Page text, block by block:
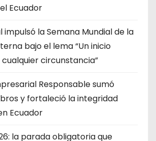
Ecuador
impulsó la Semana Mundial de la
bajo el lema “Un inicio
circunstancia”
Responsable sumó
y fortaleció la integridad
Ecuador
la parada obligatoria que